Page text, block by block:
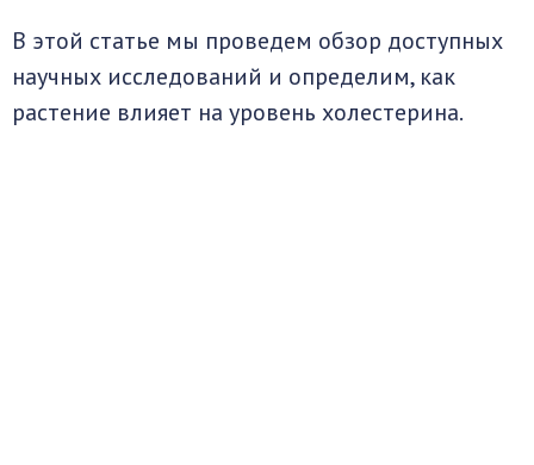
В этой статье мы проведем обзор доступных
научных исследований и определим, как
растение влияет на уровень холестерина.